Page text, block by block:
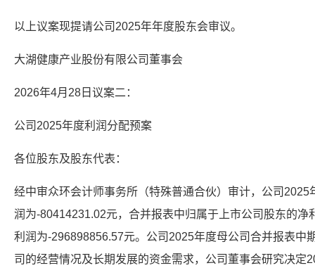
以上议案现提请公司2025年年度股东会审议。
大湖健康产业股份有限公司董事会
2026年4月28日议案二：
公司2025年度利润分配预案
各位股东及股东代表：
经中审众环会计师事务所（特殊普通合伙）审计，公司
润为-80414231.02元，合并报表中归属于上市公司股东的
利润为-296898856.57元。公司2025年度母公司合并报表中
司的经营情况及长期发展的资金需求，公司董事会研究决定